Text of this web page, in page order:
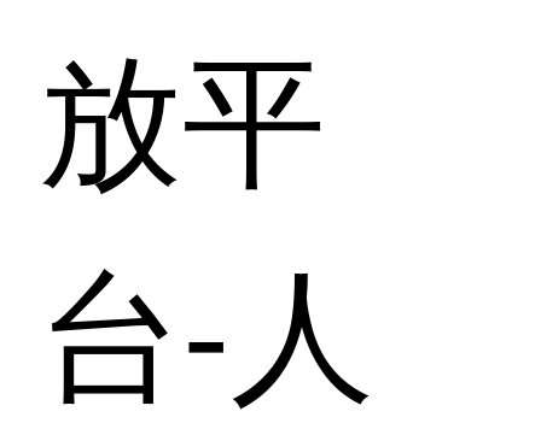
放平
台-人